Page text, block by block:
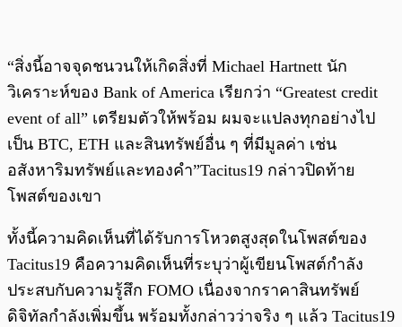
“สิ่งนี้อาจจุดชนวนให้เกิดสิ่งที่ Michael Hartnett นัก
วิเคราะห์ของ Bank of America เรียกว่า “Greatest credit
event of all” เตรียมตัวให้พร้อม ผมจะแปลงทุกอย่างไป
เป็น BTC, ETH และสินทรัพย์อื่น ๆ ที่มีมูลค่า เช่น
อสังหาริมทรัพย์และทองคำ”Tacitus19 กล่าวปิดท้าย
โพสต์ของเขา
ทั้งนี้ความคิดเห็นที่ได้รับการโหวตสูงสุดในโพสต์ของ
Tacitus19 คือความคิดเห็นที่ระบุว่าผู้เขียนโพสต์กำลัง
ประสบกับความรู้สึก FOMO เนื่องจากราคาสินทรัพย์
ดิจิทัลกำลังเพิ่มขึ้น พร้อมทั้งกล่าวว่าจริง ๆ แล้ว Tacitus19